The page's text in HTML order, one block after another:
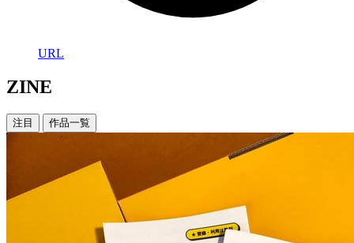
URL
ZINE
注目 作品一覧